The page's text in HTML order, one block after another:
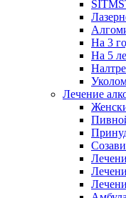
На 3
На 5
Лечение